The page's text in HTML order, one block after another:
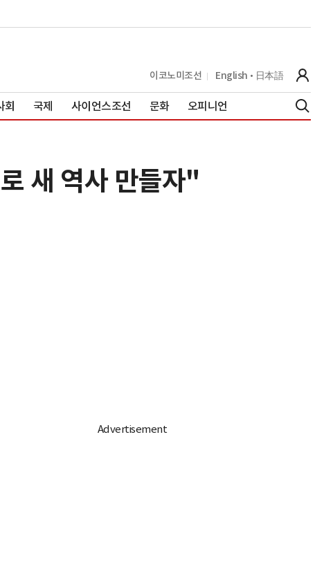
이코노미조선 English 日本語
회 국제 사이언스조선 문화 오피니언
새 역사 만들자"